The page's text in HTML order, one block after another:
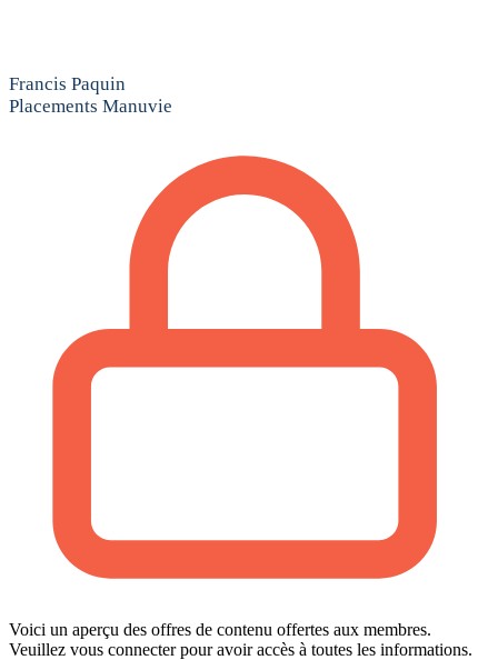
Francis Paquin
Placements Manuvie
Voici un aperçu des offres de contenu offertes aux membres.
Veuillez vous connecter pour avoir accès à toutes les informations.